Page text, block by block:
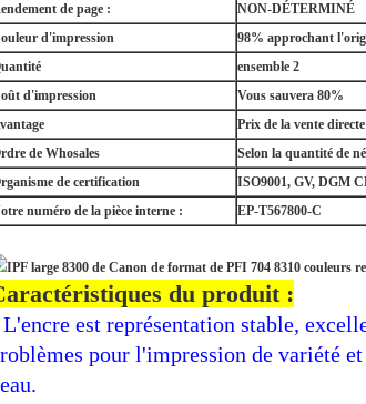
de page :
NON-DÉTERMINÉ
d'impression
98% approchant
ensemble 2
d'impression
Vous sauvera 80%
Prix de la vente
de Whosales
Selon la quantité de
de certification
ISO9001, GV, DGM
numéro de la pièce interne :
EP-T567800-C
du produit :
L'encre est représentation stable,
pour l'impression de variété